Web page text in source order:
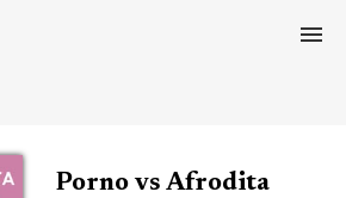
Porno vs Afrodita